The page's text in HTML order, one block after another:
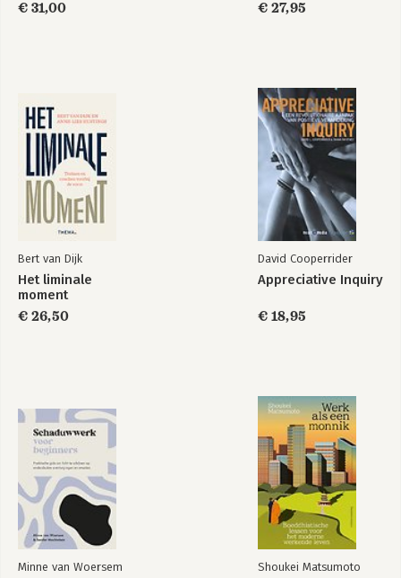
Teamspel Waag de
Teamspel Werken
€ 31,00
€ 27,95
Bert van Dijk
Het liminale
moment
€ 26,50
David Cooperrider
Appreciative Inquiry
€ 18,95
Minne van Woersem Shoukei Matsumoto